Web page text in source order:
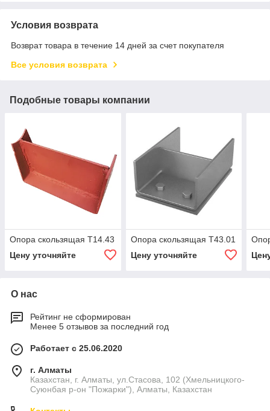
Условия возврата
Возврат товара в течение 14 дней за счет покупателя
Все условия возврата
Подобные товары компании
Опора скользящая Т14.43
Цену уточняйте
Опора скользящая Т43.01
Цену уточняйте
О нас
Рейтинг не сформирован
Менее 5 отзывов за последний год
Работает с 25.06.2020
г. Алматы
Казахстан, г. Алматы, ул.Стасова, 102 (Хмельницкого-
Суюнбая р-он "Пожарки"), Алматы, Казахстан